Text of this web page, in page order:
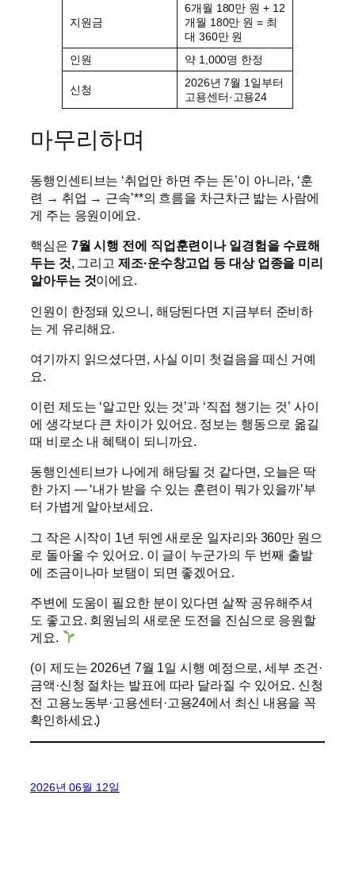
지원금
6개월 180만 원 + 12
개월 180만 원 = 최
대 360만 원
인원
약 1,000명 한정
신청
2026년 7월 1일부터
고용센터·고용24
마무리하며
동행인센티브는 ‘취업만 하면 주는 돈’이 아니라, ‘훈
련 → 취업 → 근속’**의 흐름을 차근차근 밟는 사람에
게 주는 응원이에요.
핵심은 7월 시행 전에 직업훈련이나 일경험을 수료해
두는 것, 그리고제조·운수창고업 등 대상 업종을 미리
알아두는 것이에요.
인원이 한정돼 있으니, 해당된다면 지금부터 준비하
는 게 유리해요.
여기까지 읽으셨다면, 사실 이미 첫걸음을 떼신 거예
요.
이런 제도는 ‘알고만 있는 것’과 ‘직접 챙기는 것’ 사이
에 생각보다 큰 차이가 있어요. 정보는 행동으로 옮길
때 비로소 내 혜택이 되니까요.
동행인센티브가 나에게 해당될 것 같다면, 오늘은 딱
한 가지 — ‘내가 받을 수 있는 훈련이 뭐가 있을까’부
터 가볍게 알아보세요.
그 작은 시작이 1년 뒤엔 새로운 일자리와 360만 원으
로 돌아올 수 있어요. 이 글이 누군가의 두 번째 출발
에 조금이나마 보탬이 되면 좋겠어요.
주변에 도움이 필요한 분이 있다면 살짝 공유해주셔
도 좋고요. 회원님의 새로운 도전을 진심으로 응원할
게요.
(이 제도는 2026년 7월 1일 시행 예정으로, 세부 조건·
금액·신청 절차는 발표에 따라 달라질 수 있어요. 신청
전 고용노동부·고용센터·고용24에서 최신 내용을 꼭
확인하세요.)
2026년 06월 12일